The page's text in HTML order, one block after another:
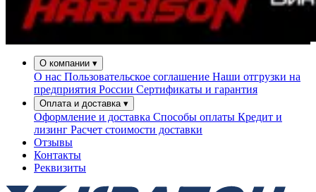
О компании ▾
О нас Пользовательское соглашение Наши отгрузки на
предприятия России Сертификаты и гарантия
Оплата и доставка ▾
Оформление и доставка Способы оплаты Кредит и
лизинг Расчет стоимости доставки
Отзывы
Контакты
Реквизиты